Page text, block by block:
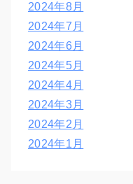
2024年8月
2024年7月
2024年6月
2024年5月
2024年4月
2024年3月
2024年2月
2024年1月